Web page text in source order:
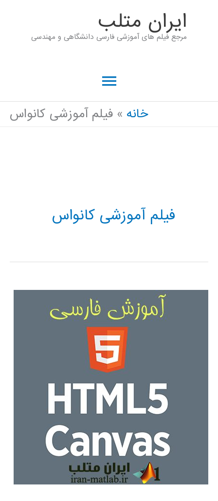
ايران متلب
مرجع فیلم های آموزشی فارسی دانشگاهی و مهندسی
فهرست
اصلی خانه فیلم آموزشی کانواس
فیلم آموزشی کانواس